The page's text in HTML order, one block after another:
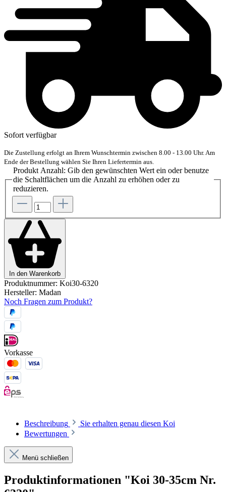
Sofort verfügbar
Die Zustellung erfolgt an Ihrem Wunschtermin zwischen 8.00 - 13.00 Uhr. Am
Ende der Bestellung wählen Sie Ihren Liefertermin aus.
Produkt Anzahl: Gib den gewünschten Wert ein oder benutze
die Schaltflächen um die Anzahl zu erhöhen oder zu
reduzieren.
In den Warenkorb
Produktnummer: Koi30-6320
Hersteller: Madan
Noch Fragen zum Produkt?
Vorkasse
Beschreibung
Sie erhalten genau diesen Koi
Bewertungen
Menü schließen
Produktinformationen "Koi 30-35cm Nr.